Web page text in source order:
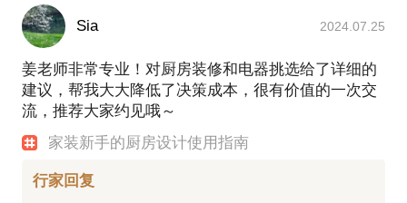
Sia 2024.07.25
姜老师非常专业！对厨房装修和电器挑选给了详细的
建议，帮我大大降低了决策成本，很有价值的一次交
流，推荐大家约见哦～
家装新手的厨房设计使用指南
行家回复